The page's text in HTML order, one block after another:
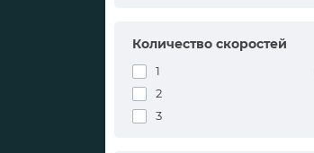
Количество скоростей
1
2
3